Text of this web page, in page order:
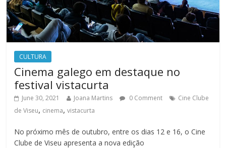
CULTURA
Cinema galego em destaque no
festival vistacurta
June 30, 2021 Joana Martins 0 Comment
Cine Clube
de Viseu, cinema,vistacurta
No próximo mês de outubro, entre os dias 12 e 16, o Cine
Clube de Viseu apresenta a nova edição